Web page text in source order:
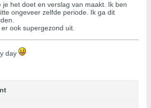
je het doet en verslag van maakt. Ik ben
ongeveer zelfde periode. Ik ga dit
ook supergezond uit.
day